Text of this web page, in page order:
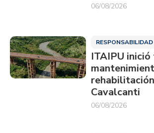
06/08/2026
ITAIPU
Cavalcanti
06/08/2026